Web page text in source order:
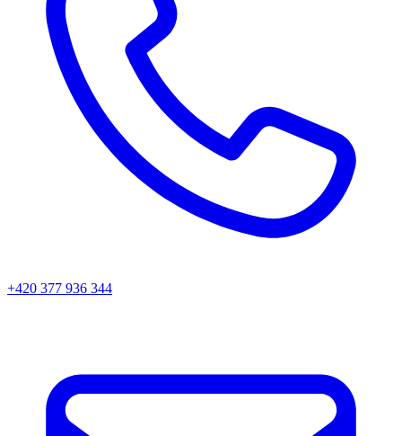
+420 377 936 344